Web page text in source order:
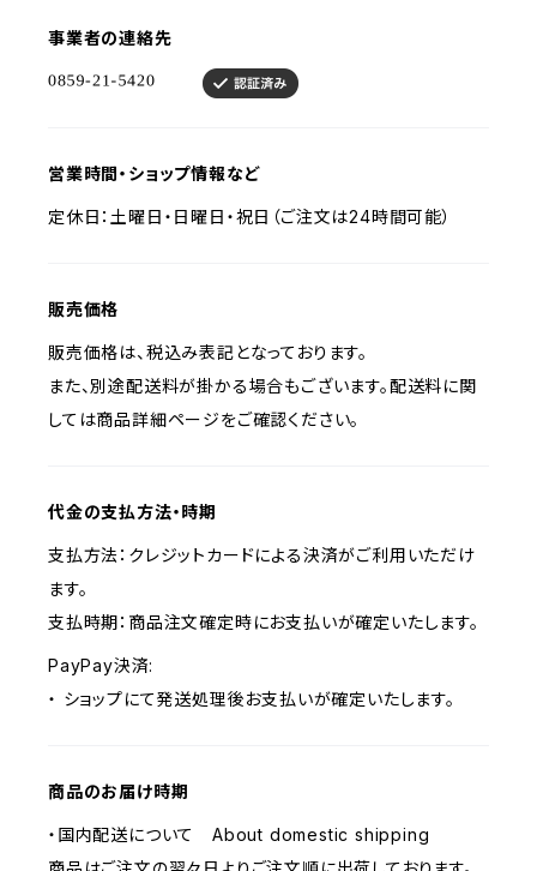
事業者の連絡先
営業時間・ショップ情報など
定休日：土曜日・日曜日・祝日（ご注文は24時間可能）
販売価格
販売価格は、税込み表記となっております。
また、別途配送料が掛かる場合もございます。配送料に関
しては商品詳細ページをご確認ください。
代金の支払方法・時期
支払方法：クレジットカードによる決済がご利用いただけ
ます。
支払時期：商品注文確定時にお支払いが確定いたします。
PayPay決済:
・ ショップにて発送処理後お支払いが確定いたします。
商品のお届け時期
・国内配送について About domestic shipping